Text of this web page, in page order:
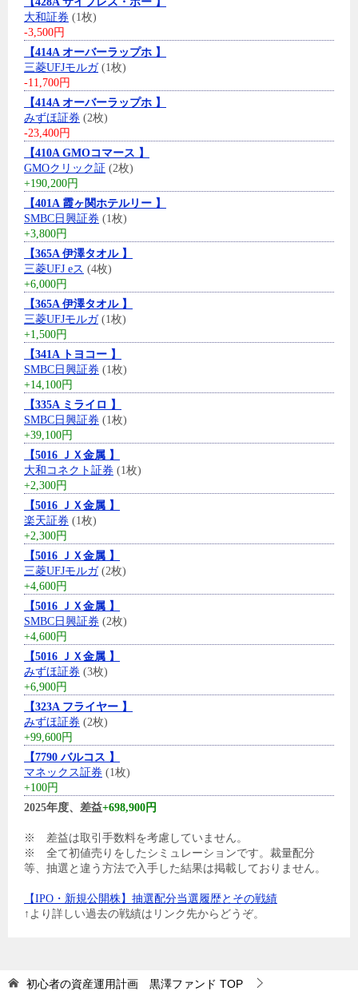
大和証券 (1枚)
-3,500円
【414A オーバーラップホ 】
三菱UFJモルガ(1枚)
-11,700円
【414A オーバーラップホ 】
みずほ証券 (2枚)
-23,400円
【410A GMOコマース 】
GMOクリック証 (2枚)
+190,200円
【401A 霞ヶ関ホテルリー 】
SMBC日興証券 (1枚)
+3,800円
【365A 伊澤タオル 】
三菱UFJ eス (4枚)
+6,000円
【365A 伊澤タオル 】
三菱UFJモルガ(1枚)
+1,500円
【341A トヨコー 】
SMBC日興証券 (1枚)
+14,100円
【335A ミライロ 】
SMBC日興証券 (1枚)
+39,100円
【5016 ＪＸ金属 】
大和コネクト証券 (1枚)
+2,300円
【5016 ＪＸ金属 】
楽天証券 (1枚)
+2,300円
【5016 ＪＸ金属 】
三菱UFJモルガ(2枚)
+4,600円
【5016 ＪＸ金属 】
SMBC日興証券 (2枚)
+4,600円
【5016 ＪＸ金属 】
みずほ証券 (3枚)
+6,900円
【323A フライヤー 】
みずほ証券 (2枚)
+99,600円
【7790 バルコス 】
マネックス証券 (1枚)
+100円
2025年度、差益+698,900円
※ 差益は取引手数料を考慮していません。
※ 全て初値売りをしたシミュレーションです。裁量配分
等、抽選と違う方法で入手した結果は掲載しておりません。
【IPO・新規公開株】抽選配分当選履歴とその戦績
↑より詳しい過去の戦績はリンク先からどうぞ。
初心者の資産運用計画 黒澤ファンド TOP